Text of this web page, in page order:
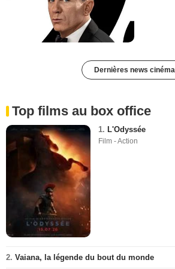
Dernières news cinéma
Top films au box office
1. L'Odyssée
Film - Action
2. Vaiana, la légende du bout du monde